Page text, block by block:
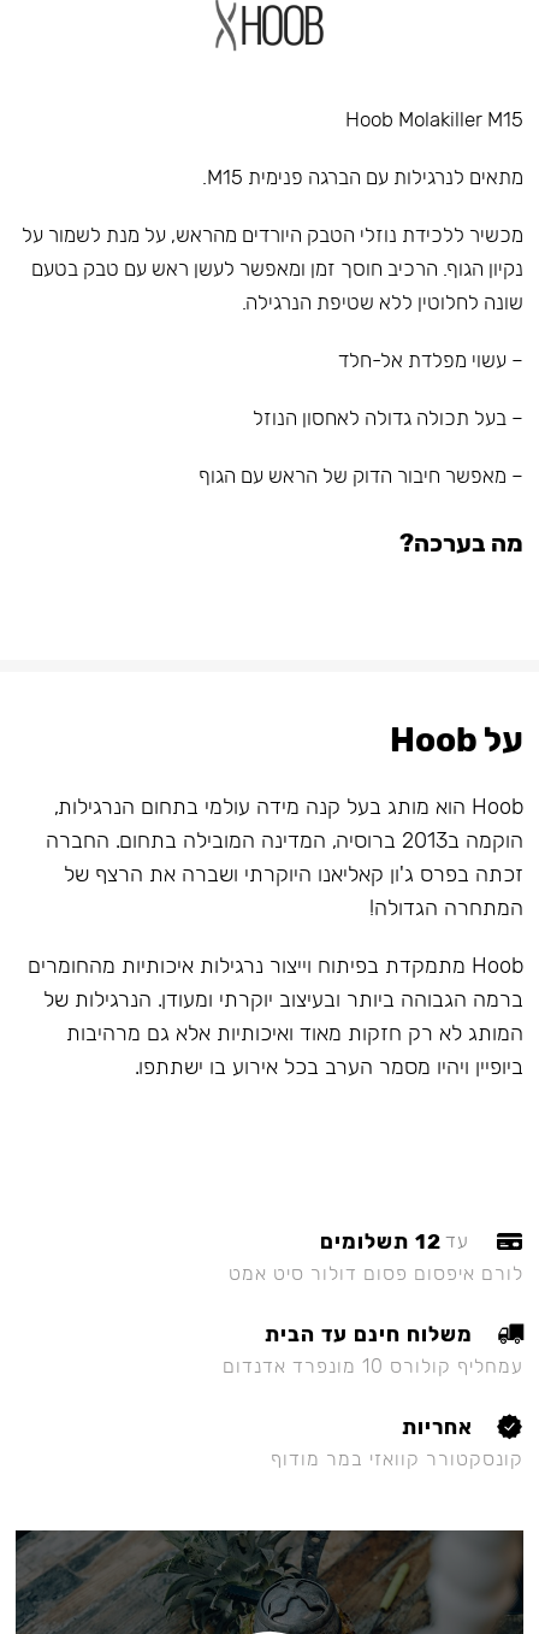
Hoob Molakiller M15
מתאים לנרגילות עם הברגה פנימית M15.
מכשיר ללכידת נוזלי הטבק היורדים מהראש, על מנת לשמור על
נקיון הגוף. הרכיב חוסך זמן ומאפשר לעשן ראש עם טבק בטעם
שונה לחלוטין ללא שטיפת הנרגילה.
– עשוי מפלדת אל-חלד
– בעל תכולה גדולה לאחסון הנוזל
– מאפשר חיבור הדוק של הראש עם הגוף
מה בערכה?
על Hoob
Hoob הוא מותג בעל קנה מידה עולמי בתחום הנרגילות,
הוקמה ב2013 ברוסיה, המדינה המובילה בתחום. החברה
זכתה בפרס ג'ון קאליאנו היוקרתי ושברה את הרצף של
המתחרה הגדולה!
Hoob מתמקדת בפיתוח וייצור נרגילות איכותיות מהחומרים
ברמה הגבוהה ביותר ובעיצוב יוקרתי ומעודן. הנרגילות של
המותג לא רק חזקות מאוד ואיכותיות אלא גם מרהיבות
ביופיין ויהיו מסמר הערב בכל אירוע בו ישתתפו.
עד 12 תשלומים
לורם איפסום פסום דולור סיט אמט
משלוח חינם עד הבית
עמחליף קולורס 10 מונפרד אדנדום
אחריות
קונסקטורר קוואזי במר מודוף